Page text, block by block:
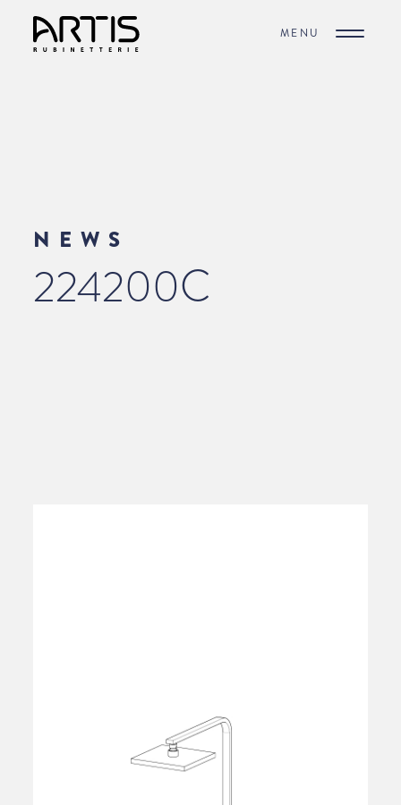
MENU
NEWS
224200C